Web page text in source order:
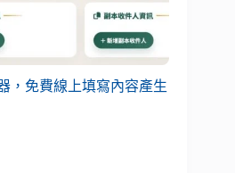
，免費線上填寫內容產生